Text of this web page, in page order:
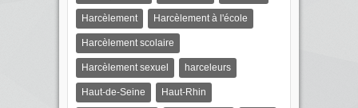
Harcèlement Harcèlement à l'école
Harcèlement scolaire
Harcèlement sexuel harceleurs
Haut-de-Seine Haut-Rhin